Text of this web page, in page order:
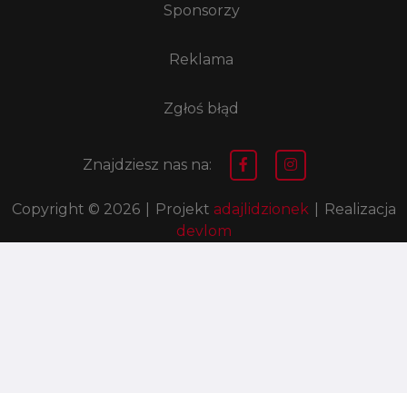
Sponsorzy
Reklama
Zgłoś błąd
Znajdziesz nas na:
Copyright © 2026 Projekt adajlidzionek
Realizacja
devlom